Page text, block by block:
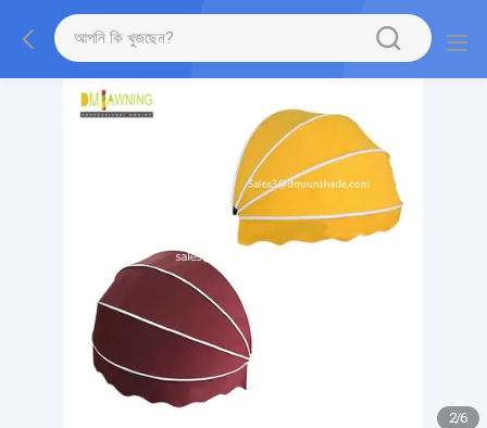
2/6